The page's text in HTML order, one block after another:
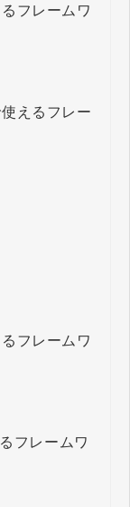
フレームワ
えるフレー
フレームワ
フレームワ